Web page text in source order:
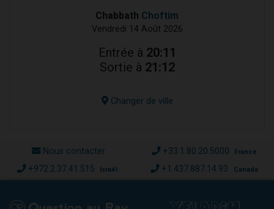
Chabbath Choftim
Vendredi 14 Août 2026
Entrée à 20:11
Sortie à 21:12
Changer de ville
Nous contacter +33.1.80.20.5000 France
+972.2.37.41.515 Israël +1.437.887.14.93 Canada